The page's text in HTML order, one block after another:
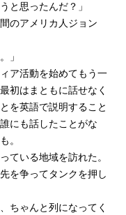
と思ったんだ？」
のアメリカ人ジョン
」
ア活動を始めてもう一
初はまともに話せなく
を英語で説明すること
にも話したことがな
。
ている地域を訪れた。
を争ってタンクを押し
ちゃんと列になってく